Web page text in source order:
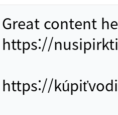
Great content
https://
https://